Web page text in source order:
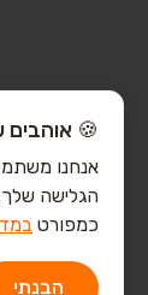
🍪 אוהבים
הגלישה
כמפורט
הבנתי